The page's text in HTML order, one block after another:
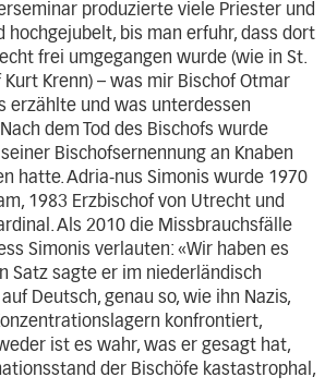
produzierte viele Priester und
hochgejubelt, bis man erfuhr, dass dort
frei umgegangen wurde (wie in St.
Krenn) – was mir Bischof Otmar
erzählte und was unterdessen
dem Tod des Bischofs wurde
Bischofsernennung an Knaben
hatte. Adria-nus Simonis wurde 1970
1983 Erzbischof von Utrecht und
Als 2010 die Missbrauchsfälle
Simonis verlauten: «Wir haben es
Satz sagte er im niederländisch
Deutsch, genau so, wie ihn Nazis,
konfrontiert,
ist es wahr, was er gesagt hat,
der Bischöfe kastastrophal,